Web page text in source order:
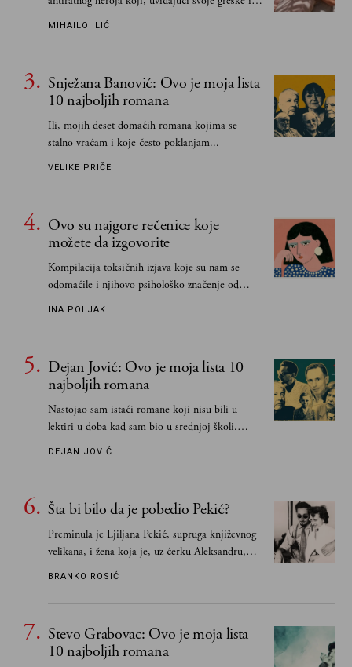
učeći na njima, shvata da postoje stvari koje su
MIHAILO ILIĆ
Snježana Banović: Ovo je moja lista
10 najboljih romana
Ili, mojih deset domaćih romana kojima se
stalno vraćam i koje često poklanjam...
VELIKE PRIČE
Ovo su najgore rečenice koje
možete da izgovorite
Kompilacija toksičnih izjava koje su nam se
odomaćile i njihovo psihološko značenje od
INA POLJAK
Dejan Jović: Ovo je moja lista 10
najboljih romana
Nastojao sam istaći romane koji nisu bili u
lektiri u doba kad sam bio u srednjoj školi.
Smatrao sam da su "klasici" već dovoljno
DEJAN JOVIĆ
Šta bi bilo da je pobedio Pekić?
Preminula je Ljiljana Pekić, supruga književnog
velikana, i žena koja je, uz ćerku Aleksandru,
vodila računa o zaostavštini pisca. Ovu priču o
poznavale
BRANKO ROSIĆ
Stevo Grabovac: Ovo je moja lista
10 najboljih romana